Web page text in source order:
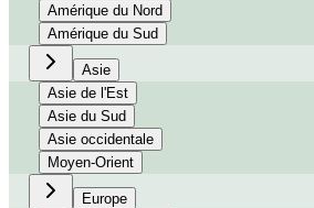
Amérique du Nord
Amérique du Sud
Asie
Asie de l'Est
Asie du Sud
Asie occidentale
Moyen-Orient
Europe